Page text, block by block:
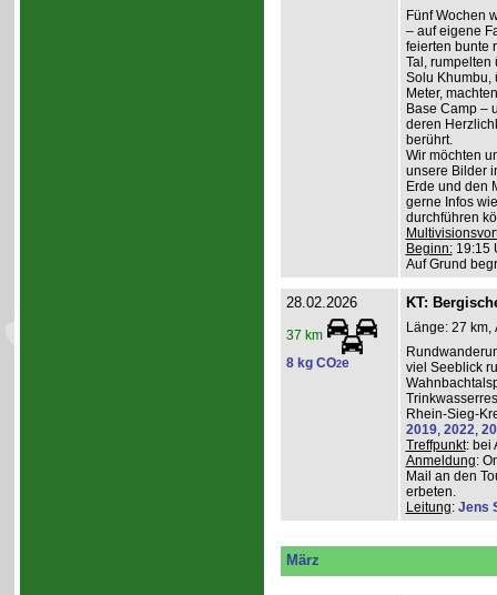
Fünf Wochen
– auf eigene
feierten bunte
Tal, rumpelten
Solu Khumbu,
Meter,
Base Camp –
deren
berührt.
Wir möchten
unsere Bilder
Erde und den
gerne Infos
durchführen
Beginn:19:15
Auf Grund
28.02.2026
37 km
8 kg CO2e
KT:
Länge: 27 km,
viel Seeblick
Rhein-Sieg-
2019, 2022,
Treffpunkt: bei
Anmeldung:
Mail an den
erbeten.
Leitung: Jens
März